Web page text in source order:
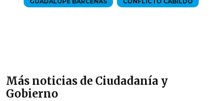
Más noticias de Ciudadanía y
Gobierno